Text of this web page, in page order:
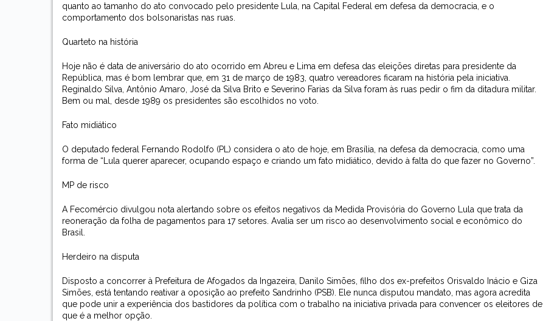
quanto ao tamanho do ato convocado pelo presidente Lula, na Capital Federal em defesa da democracia, e o
comportamento dos bolsonaristas nas ruas.
Quarteto na história
Hoje não é data de aniversário do ato ocorrido em Abreu e Lima em defesa das eleições diretas para presidente da
República, mas é bom lembrar que, em 31 de março de 1983, quatro vereadores ficaram na história pela iniciativa.
Reginaldo Silva, Antônio Amaro, José da Silva Brito e Severino Farias da Silva foram às ruas pedir o fim da ditadura militar.
Bem ou mal, desde 1989 os presidentes são escolhidos no voto.
Fato midiático
O deputado federal Fernando Rodolfo (PL) considera o ato de hoje, em Brasília, na defesa da democracia, como uma
forma de “Lula querer aparecer, ocupando espaço e criando um fato midiático, devido à falta do que fazer no Governo”.
MP de risco
A Fecomércio divulgou nota alertando sobre os efeitos negativos da Medida Provisória do Governo Lula que trata da
reoneração da folha de pagamentos para 17 setores. Avalia ser um risco ao desenvolvimento social e econômico do
Brasil.
Herdeiro na disputa
Disposto a concorrer à Prefeitura de Afogados da Ingazeira, Danilo Simões, filho dos ex-prefeitos Orisvaldo Inácio e Giza
Simões, está tentando reativar a oposição ao prefeito Sandrinho (PSB). Ele nunca disputou mandato, mas agora acredita
que pode unir a experiência dos bastidores da política com o trabalho na iniciativa privada para convencer os eleitores de
que é a melhor opção.